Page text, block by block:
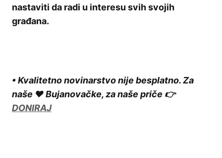
nastaviti da radi u interesu svih svojih
građana.
• Kvalitetno novinarstvo nije besplatno. Za
naše ❤️ Bujanovačke, za naše priče 👉
DONIRAJ